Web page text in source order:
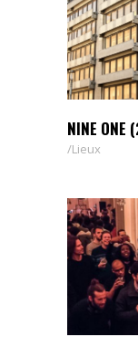
NINE
Lieux